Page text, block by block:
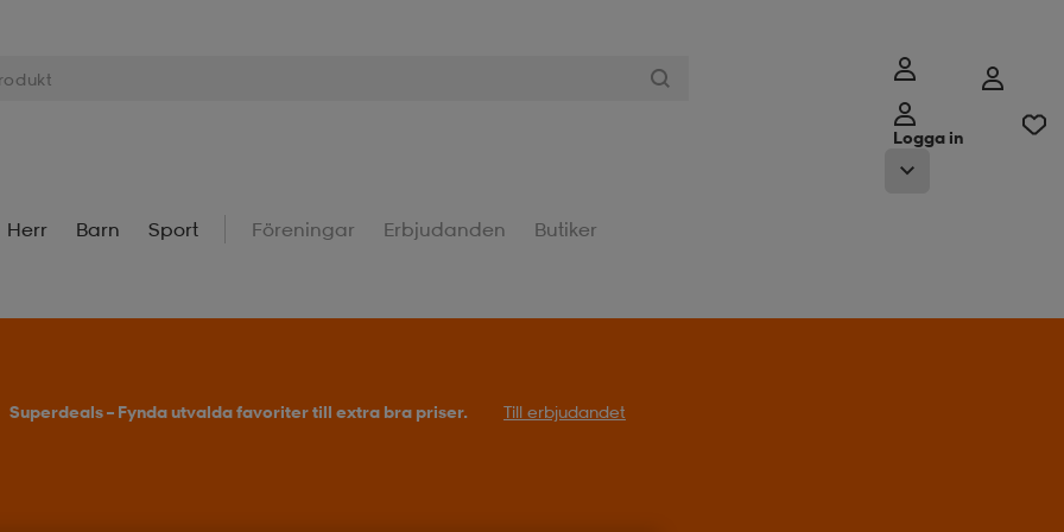
Logga in
Herr Barn Sport Föreningar Erbjudanden Butiker
Superdeals – Fynda utvalda favoriter till extra bra priser. Till erbjudandet